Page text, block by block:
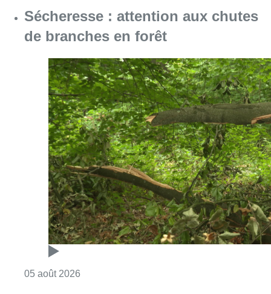
Sécheresse : attention aux chutes
de branches en forêt
05 août 2026